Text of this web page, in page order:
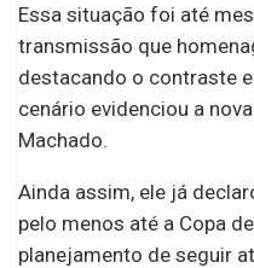
Essa situação foi até
transmissão que
destacando o contraste
cenário evidenciou a
Machado.
Ainda assim, ele já
pelo menos até a Copa
planejamento de seguir